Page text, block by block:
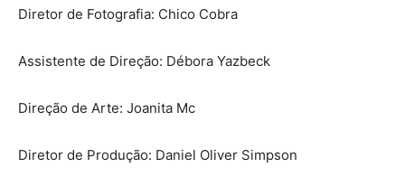
Diretor de Fotografia: Chico Cobra
Assistente de Direção: Débora Yazbeck
Direção de Arte: Joanita Mc
Diretor de Produção: Daniel Oliver Simpson